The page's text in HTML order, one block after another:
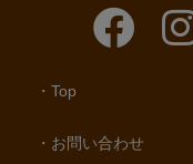
Top
お問い合わせ